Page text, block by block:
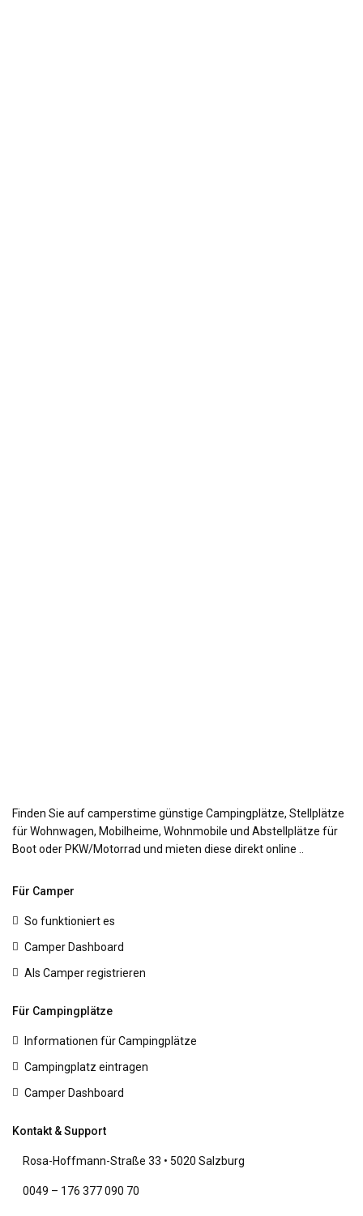
Finden Sie auf camperstime günstige Campingplätze, Stellplätze
für Wohnwagen, Mobilheime, Wohnmobile und Abstellplätze für
Boot oder PKW/Motorrad und mieten diese direkt online ..
Für Camper
So funktioniert es
Camper Dashboard
Als Camper registrieren
Für Campingplätze
Informationen für Campingplätze
Campingplatz eintragen
Camper Dashboard
Kontakt & Support
Rosa-Hoffmann-Straße 33 • 5020 Salzburg
0049 – 176 377 090 70